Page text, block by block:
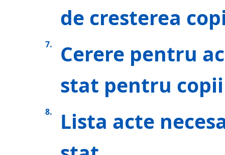
de cresterea
Cerere pentru
stat pentru copii
Lista acte